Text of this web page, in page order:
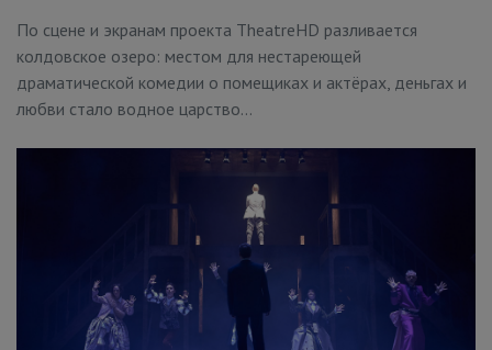
По сцене и экранам проекта TheatreHD разливается
колдовское озеро: местом для нестареющей
драматической комедии о помещиках и актёрах, деньгах и
любви стало водное царство…